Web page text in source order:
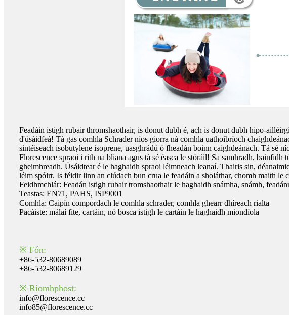
Feadáin istigh rubair thromshaothair, is donut dubh é, ach is donut dubh hipo-
d'úsáidfeá! Tá gas comhla Schrader níos giorra ná comhla uathoibríoch
sintéiseach isobutylene isoprene, uasghrádú ó fheadán boinn caighdeánach. Tá sé
Florescence spraoi i rith na bliana agus tá sé éasca le stóráil! Sa samhradh,
gheimhreadh. Úsáidtear é le haghaidh spraoi léimneach leanaí. Thairis sin,
léim spóirt. Is féidir linn an clúdach bun crua le feadáin a sholáthar, chomh maith
Feidhmchlár: Feadán istigh rubair tromshaothair le haghaidh snámha, snámh,
Teastas: EN71, PAHS, ISP9001
Comhla: Caipín compordach le comhla schrader, comhla ghearr dhíreach rialta
Pacáiste: málaí fite, cartáin, nó bosca istigh le cartáin le haghaidh miondíola
※ Fón:
+86-532-80689089
+86-532-80689129
※ Ríomhphost:
info@florescence.cc
info85@florescence.cc